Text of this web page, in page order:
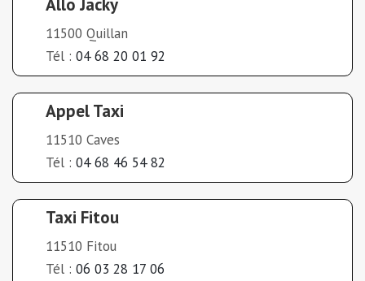
11500 Quillan
Tél : 04 68 20 01 92
Appel Taxi
11510 Caves
Tél : 04 68 46 54 82
Taxi Fitou
11510 Fitou
Tél : 06 03 28 17 06